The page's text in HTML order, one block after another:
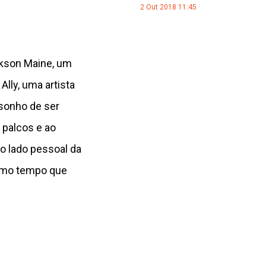
2 Out 2018 11:45
Maine, um
uma artista
de ser
e ao
lado pessoal da
tempo que